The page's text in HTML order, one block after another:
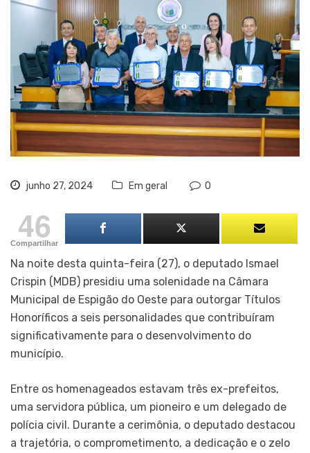
junho 27, 2024 Em geral 0
46
Compartilhar
Na noite desta quinta-feira (27), o deputado Ismael
Crispin (MDB) presidiu uma solenidade na Câmara
Municipal de Espigão do Oeste para outorgar Títulos
Honoríficos a seis personalidades que contribuíram
significativamente para o desenvolvimento do
município.
Entre os homenageados estavam três ex-prefeitos,
uma servidora pública, um pioneiro e um delegado de
polícia civil. Durante a cerimônia, o deputado destacou
a trajetória, o comprometimento, a dedicação e o zelo